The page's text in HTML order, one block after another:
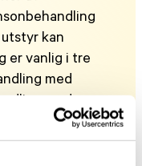
kan
er vanlig i tre
med
med
med